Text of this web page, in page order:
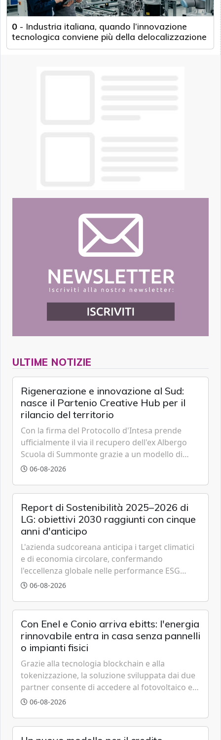
0 - Industria italiana, quando l’innovazione
tecnologica conviene più della delocalizzazione
ULTIME NOTIZIE
Rigenerazione e innovazione al Sud:
nasce il Partenio Creative Hub per il
rilancio del territorio
Con la firma del Protocollo d'Intesa prende
ufficialmente il via il recupero dell'ex Albergo
Scuola di Summonte grazie a un modello di
partenariato pubblico-privato e a una rete di
06-08-2026
Report di Sostenibilità 2025–2026 di
LG: obiettivi 2030 raggiunti con cinque
anni d'anticipo
L'azienda sudcoreana anticipa i target climatici
e di economia circolare, confermando
l'eccellenza globale nelle performance ESG
grazie a innovazione, accessibilità e governance
06-08-2026
Con Enel e Conio arriva ebitts: l'energia
rinnovabile entra in casa senza pannelli
o impianti fisici
Grazie alla tecnologia blockchain e alla
tokenizzazione, la soluzione sviluppata dai due
partner consente di accedere al fotovoltaico e
all'eolico ottenendo risparmi diretti in bolletta,
06-08-2026